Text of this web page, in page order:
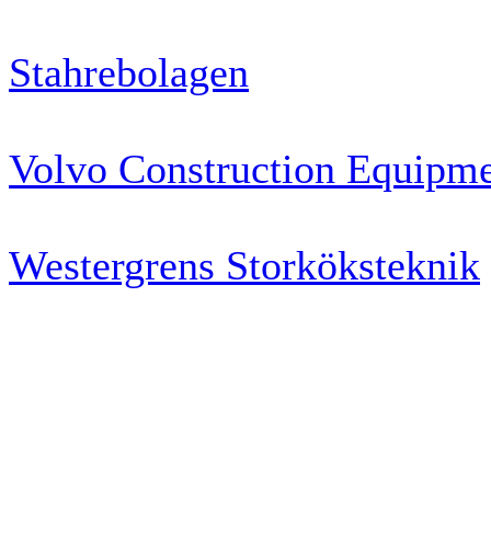
Stahrebolagen
Volvo Construction
Westergrens Storköksteknik